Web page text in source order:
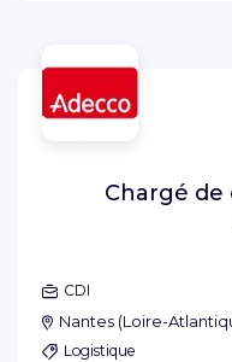
Chargé de
CDI
Nantes (Loire-
Logistique